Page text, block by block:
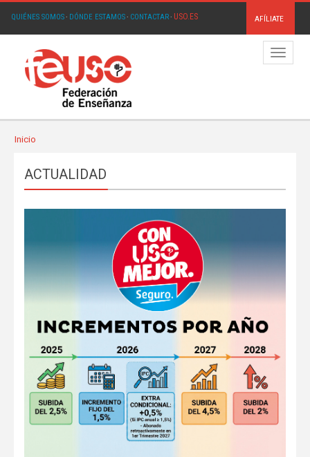
QUIÉNES SOMOS· DÓNDE ESTAMOS· CONTACTAR· USO.ES AFÍLIATE
Menú
Inicio
ACTUALIDAD